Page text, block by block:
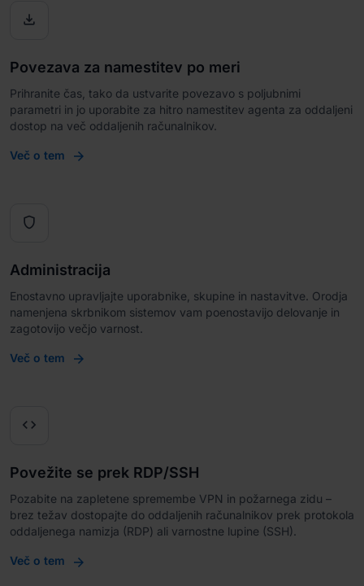

Povezava za namestitev po meri
Prihranite čas, tako da ustvarite povezavo s poljubnimi
parametri in jo uporabite za hitro namestitev agenta za oddaljeni
dostop na več oddaljenih računalnikov.
Več o tem

Administracija
Enostavno upravljajte uporabnike, skupine in nastavitve. Orodja
namenjena skrbnikom sistemov vam poenostavijo delovanje in
zagotovijo večjo varnost.
Več o tem

Povežite se prek RDP/SSH
Pozabite na zapletene spremembe VPN in požarnega zidu –
brez težav dostopajte do oddaljenih računalnikov prek protokola
oddaljenega namizja (RDP) ali varnostne lupine (SSH).
Več o tem